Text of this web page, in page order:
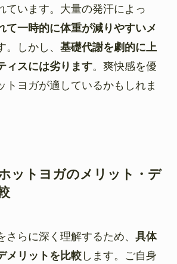
ています。大量の発汗によっ
て一時的に体重が減りやすいメ
。しかし、 基礎代謝を劇的に上
ィスには劣ります。爽快感を優
トヨガが適しているかもしれま
ットヨガのメリット・デ
さらに深く理解するため、 具体
メリットを比較します。ご自身